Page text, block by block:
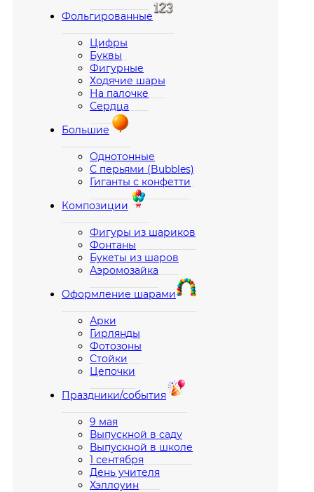
Фольгированные
Цифры
Буквы
Фигурные
Ходячие шары
На палочке
Сердца
Большие
Однотонные
С перьями (Bubbles)
Гиганты с конфетти
Композиции
Фигуры из шариков
Фонтаны
Букеты из шаров
Аэромозайка
Оформление шарами
Арки
Гирлянды
Фотозоны
Стойки
Цепочки
Праздники/события
9 мая
Выпускной в саду
Выпускной в школе
1 сентября
День учителя
Хэллоуин